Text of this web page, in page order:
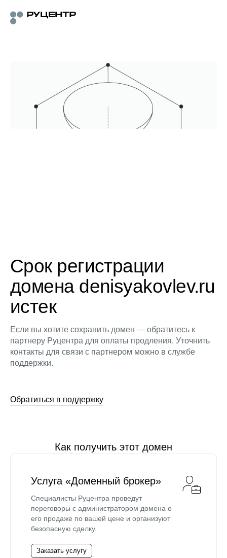
Срок регистрации
домена denisyakovlev.ru
истек
Если вы хотите сохранить домен — обратитесь к
партнеру Руцентра для оплаты продления. Уточнить
контакты для связи с партнером можно в службе
поддержки.
Обратиться в поддержку
Как получить этот домен
Услуга «Доменный брокер»
Специалисты Руцентра проведут
переговоры с администратором домена о
его продаже по вашей цене и организуют
безопасную сделку.
Заказать услугу